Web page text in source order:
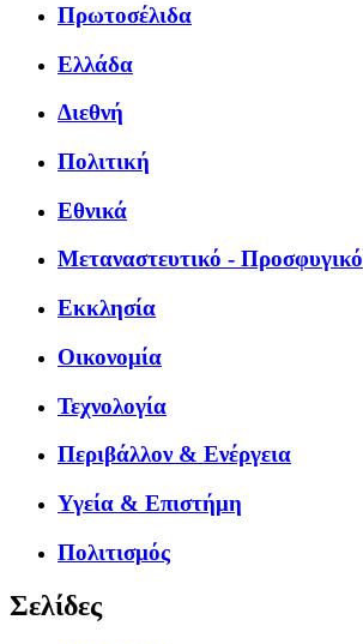
Πρωτοσέλιδα
Ελλάδα
Διεθνή
Πολιτική
Εθνικά
Μεταναστευτικό - Προσφυγικό
Εκκλησία
Οικονομία
Τεχνολογία
Περιβάλλον & Ενέργεια
Υγεία & Επιστήμη
Πολιτισμός
Σελίδες